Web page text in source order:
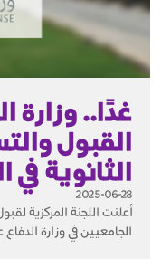
غدًا.. وزارة
القبول
الثانوية
2025-06-28
أعلنت اللجنة المركزية
الجامعيين في وزارة